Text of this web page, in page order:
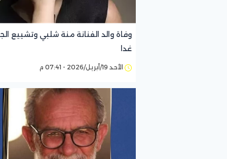
وفاة والد الفنانة منة شلبي وتشييع
غدا
الأحد 19/أبريل/2026 - 07:41 م